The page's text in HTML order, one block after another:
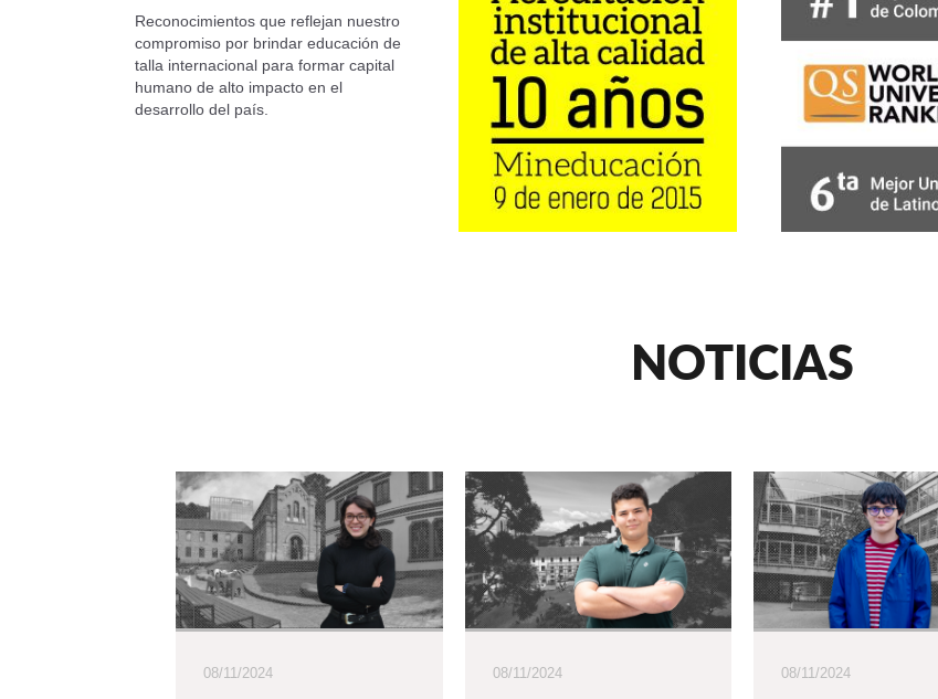
Reconocimientos que reflejan nuestro
compromiso por brindar educación de
talla internacional para formar capital
humano de alto impacto en el
desarrollo del país.
NOTICIAS
08/11/2024 08/11/2024 08/11/2024